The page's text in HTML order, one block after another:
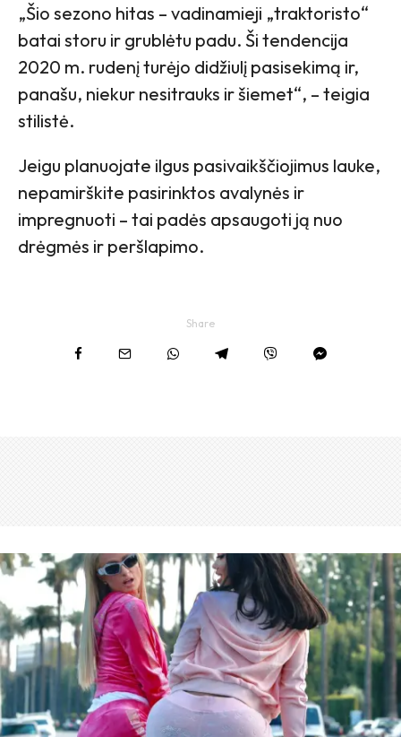
„Šio sezono hitas – vadinamieji „traktoristo“
batai storu ir grublėtu padu. Ši tendencija
2020 m. rudenį turėjo didžiulį pasisekimą ir,
panašu, niekur nesitrauks ir šiemet“, – teigia
stilistė.
Jeigu planuojate ilgus pasivaikščiojimus lauke,
nepamirškite pasirinktos avalynės ir
impregnuoti – tai padės apsaugoti ją nuo
drėgmės ir peršlapimo.
Share